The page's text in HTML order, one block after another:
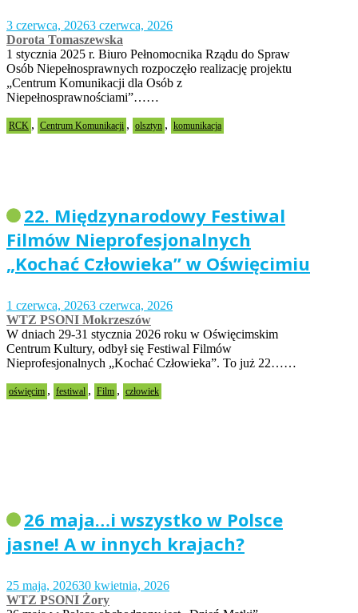
3 czerwca, 20263 czerwca, 2026
Dorota Tomaszewska
1 stycznia 2025 r. Biuro Pełnomocnika Rządu do Spraw
Osób Niepełnosprawnych rozpoczęło realizację projektu
„Centrum Komunikacji dla Osób z
Niepełnosprawnościami”……
RCK , Centrum Komunikacji , olsztyn , komunikacja
22. Międzynarodowy Festiwal
Filmów Nieprofesjonalnych
„Kochać Człowieka” w Oświęcimiu
1 czerwca, 20263 czerwca, 2026
WTZ PSONI Mokrzeszów
W dniach 29-31 stycznia 2026 roku w Oświęcimskim
Centrum Kultury, odbył się Festiwal Filmów
Nieprofesjonalnych „Kochać Człowieka”. To już 22……
oświęcim , festiwal , Film , człowiek
26 maja…i wszystko w Polsce
jasne! A w innych krajach?
25 maja, 202630 kwietnia, 2026
WTZ PSONI Żory